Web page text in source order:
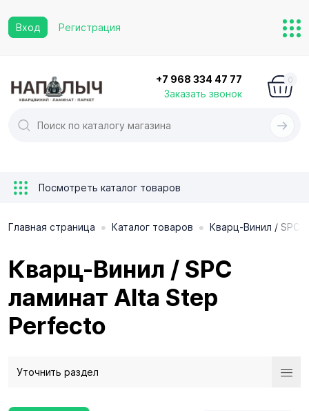
Вход Регистрация
+7 968 334 47 77
Заказать звонок
0
Посмотреть каталог товаров
Главная страница • Каталог товаров • Кварц-Винил / SPC
Кварц-Винил / SPC
ламинат Alta Step
Perfecto
Уточнить раздел